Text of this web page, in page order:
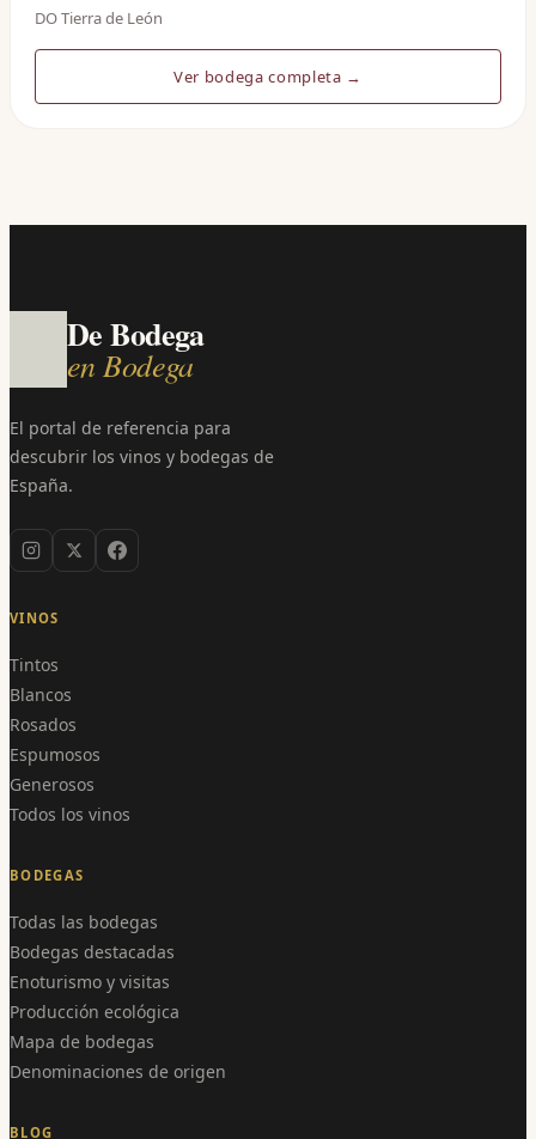
DO Tierra de León
Ver bodega completa →
De Bodega
en Bodega
El portal de referencia para
descubrir los vinos y bodegas de
España.
VINOS
Tintos
Blancos
Rosados
Espumosos
Generosos
Todos los vinos
BODEGAS
Todas las bodegas
Bodegas destacadas
Enoturismo y visitas
Producción ecológica
Mapa de bodegas
Denominaciones de origen
BLOG